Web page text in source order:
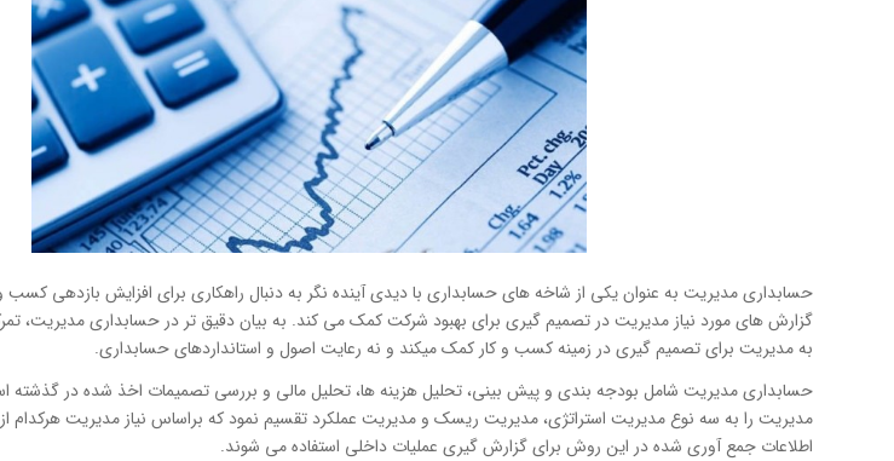
حسابداری مدیریت به عنوان یکی از شاخه های حسابداری با دیدی آینده نگر به دنبال راهکاری برای افزایش بازدهی کسب
گزارش های مورد نیاز مدیریت در تصمیم گیری برای بهبود شرکت کمک می کند. به بیان دقیق تر در حسابداری مدیریت،
به مدیریت برای تصمیم گیری در زمینه کسب و کار کمک میکند و نه رعایت اصول و استانداردهای حسابداری.
حسابداری مدیریت شامل بودجه بندی و پیش بینی، تحلیل هزینه ها، تحلیل مالی و بررسی تصمیمات اخذ شده در
مدیریت را به سه نوع مدیریت استراتژی، مدیریت ریسک و مدیریت عملکرد تقسیم نمود که براساس نیاز مدیریت هرکدام از
اطلاعات جمع آوری شده در این روش برای گزارش گیری عملیات داخلی استفاده می شوند.